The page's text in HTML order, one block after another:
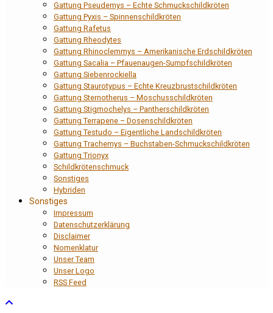
Gattung Pseudemys – Echte Schmuckschildkröten
Gattung Pyxis – Spinnenschildkröten
Gattung Rafetus
Gattung Rheodytes
Gattung Rhinoclemmys – Amerikanische Erdschildkröten
Gattung Sacalia – Pfauenaugen-Sumpfschildkröten
Gattung Siebenrockiella
Gattung Staurotypus – Echte Kreuzbrustschildkröten
Gattung Sternotherus – Moschusschildkröten
Gattung Stigmochelys – Pantherschildkröten
Gattung Terrapene – Dosenschildkröten
Gattung Testudo – Eigentliche Landschildkröten
Gattung Trachemys – Buchstaben-Schmuckschildkröten
Gattung Trionyx
Schildkrötenschmuck
Sonstiges
Hybriden
Sonstiges
Impressum
Datenschutzerklärung
Disclaimer
Nomenklatur
Unser Team
Unser Logo
RSS Feed